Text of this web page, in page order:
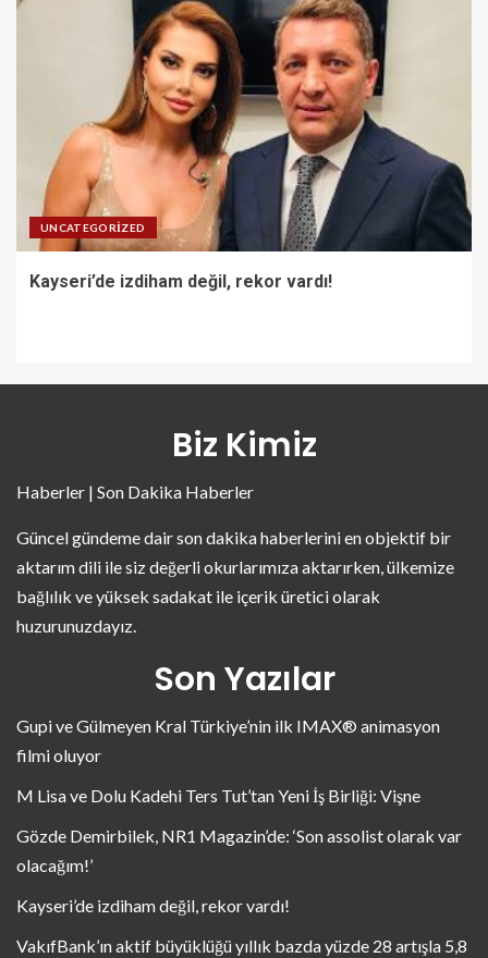
UNCATEGORIZED
Kayseri’de izdiham değil, rekor vardı!
Biz Kimiz
Haberler | Son Dakika Haberler
Güncel gündeme dair son dakika haberlerini en objektif bir
aktarım dili ile siz değerli okurlarımıza aktarırken, ülkemize
bağlılık ve yüksek sadakat ile içerik üretici olarak
huzurunuzdayız.
Son Yazılar
Gupi ve Gülmeyen Kral Türkiye’nin ilk IMAX® animasyon
filmi oluyor
M Lisa ve Dolu Kadehi Ters Tut’tan Yeni İş Birliği: Vişne
Gözde Demirbilek, NR1 Magazin’de: ‘Son assolist olarak var
olacağım!’
Kayseri’de izdiham değil, rekor vardı!
VakıfBank’ın aktif büyüklüğü yıllık bazda yüzde 28 artışla 5,8